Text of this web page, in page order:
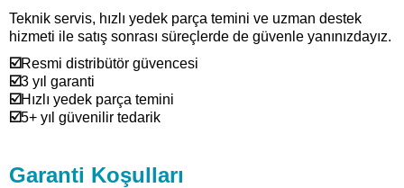
Teknik servis, hızlı yedek parça temini ve uzman destek
hizmeti ile satış sonrası süreçlerde de güvenle yanınızdayız.
☑️Resmi distribütör güvencesi
☑️3 yıl garanti
☑️Hızlı yedek parça temini
☑️5+ yıl güvenilir tedarik
Garanti Koşulları